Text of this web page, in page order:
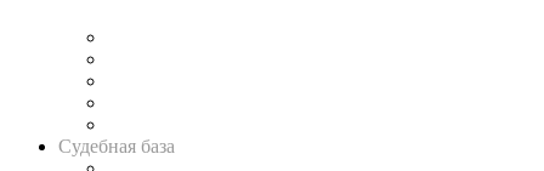
Судебная база